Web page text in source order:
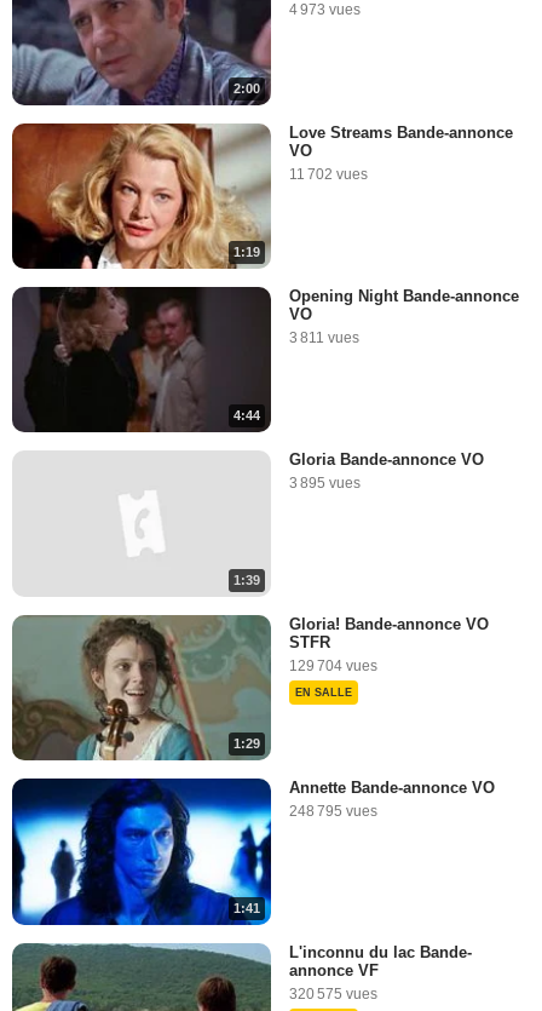
2:00
4 973 vues
1:19
Love Streams Bande-annonce
VO
11 702 vues
4:44
Opening Night Bande-annonce
VO
3 811 vues
1:39
Gloria Bande-annonce VO
3 895 vues
1:29
Gloria! Bande-annonce VO
STFR
129 704 vues
EN SALLE
1:41
Annette Bande-annonce VO
248 795 vues
L'inconnu du lac Bande-
annonce VF
320 575 vues